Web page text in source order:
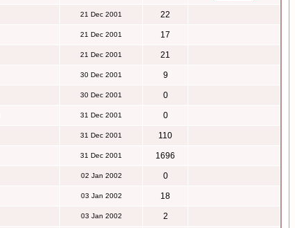
21 Dec 2001 22
21 Dec 2001 17
21 Dec 2001 21
30 Dec 2001 9
30 Dec 2001 0
31 Dec 2001 0
31 Dec 2001 110
31 Dec 2001 1696
02 Jan 2002 0
03 Jan 2002 18
03 Jan 2002 2